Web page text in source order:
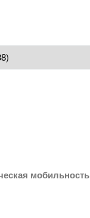
мобильность